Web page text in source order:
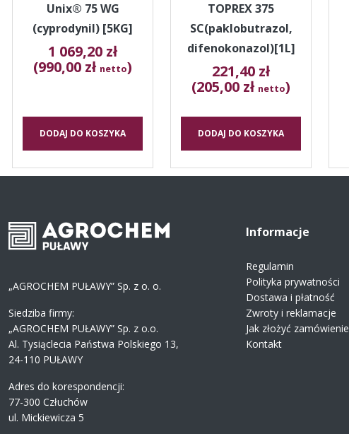
Unix® 75 WG
(cyprodynil) [5KG]
1 069,20 zł
(990,00 zł netto)
DODAJ DO KOSZYKA
TOPREX 375
SC(paklobutrazol,
difenokonazol)[1L]
221,40 zł
(205,00 zł netto)
DODAJ DO KOSZYKA
„AGROCHEM PUŁAWY” Sp. z o. o.
Siedziba firmy:
„AGROCHEM PUŁAWY” Sp. z o.o.
Al. Tysiąclecia Państwa Polskiego 13,
24-110 PUŁAWY
Adres do korespondencji:
77-300 Człuchów
ul. Mickiewicza 5
Informacje
Regulamin
Polityka prywatności
Dostawa i płatność
Zwroty i reklamacje
Jak złożyć zamówienie
Kontakt